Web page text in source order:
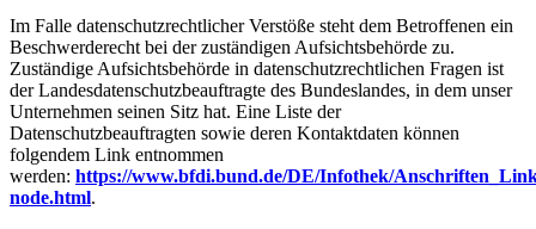
Im Falle datenschutzrechtlicher Verstöße steht dem Betroffenen ein
Beschwerderecht bei der zuständigen Aufsichtsbehörde zu.
Zuständige Aufsichtsbehörde in datenschutzrechtlichen Fragen ist
der Landesdatenschutzbeauftragte des Bundeslandes, in dem unser
Unternehmen seinen Sitz hat. Eine Liste der
Datenschutzbeauftragten sowie deren Kontaktdaten können
folgendem Link entnommen
werden: https://www.bfdi.bund.de/DE/Infothek/
node.html.